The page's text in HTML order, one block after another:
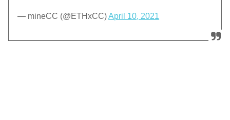
— mineCC (@ETHxCC)April 10, 2021